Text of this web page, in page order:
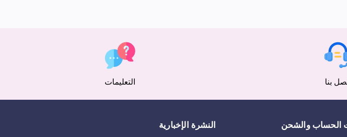
بنا التعليمات
الحساب والشحن النشرة الإخبارية